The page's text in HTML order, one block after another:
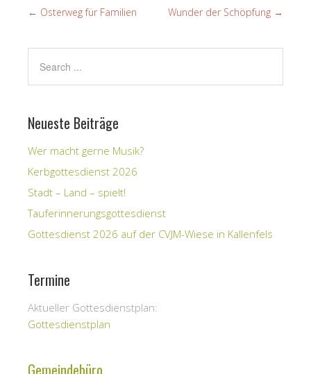
← Osterweg für Familien Wunder der Schöpfung →
Neueste Beiträge
Wer macht gerne Musik?
Kerbgottesdienst 2026
Stadt – Land – spielt!
Tauferinnerungsgottesdienst
Gottesdienst 2026 auf der CVJM-Wiese in Kallenfels
Termine
Aktueller Gottesdienstplan:
Gottesdienstplan
Gemeindebüro